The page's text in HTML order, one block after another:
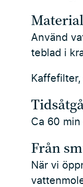
Material
Använd
teblad i
Ca 60
Från
När vi